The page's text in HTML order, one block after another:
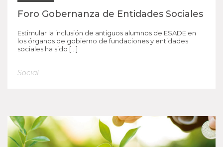
Foro Gobernanza de Entidades Sociales
Estimular la inclusión de antiguos alumnos de ESADE en
los órganos de gobierno de fundaciones y entidades
sociales ha sido […]
Social